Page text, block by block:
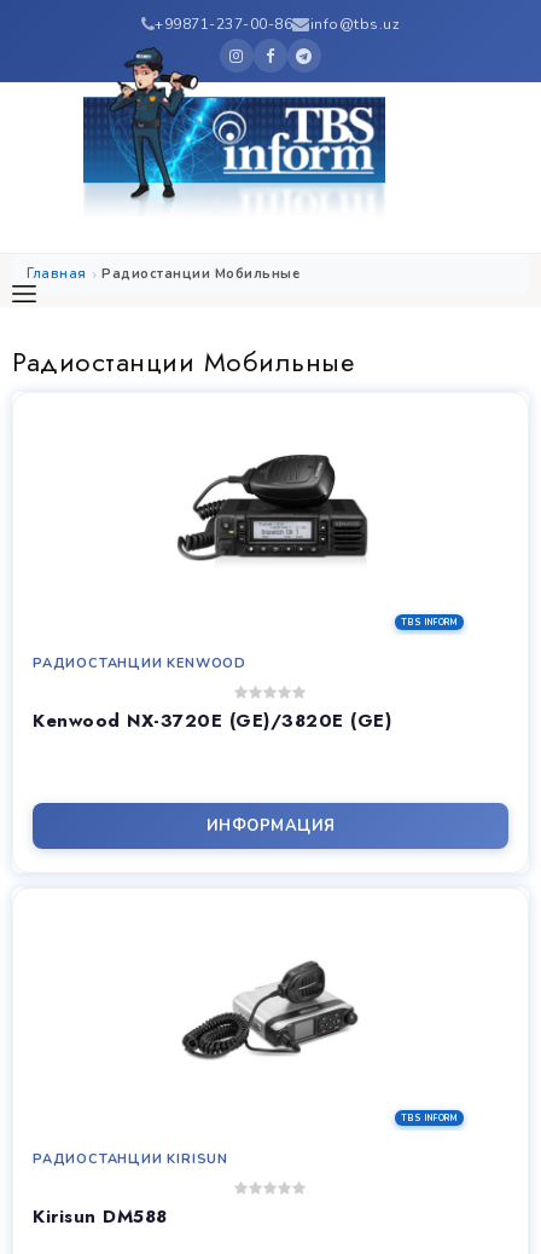
+99871-237-00-86 info@tbs.uz
Главная Радиостанции Мобильные
Радиостанции Мобильные
РАДИОСТАНЦИИ KENWOOD
Kenwood NX-3720E (GE)/3820E (GE)
ИНФОРМАЦИЯ
РАДИОСТАНЦИИ KIRISUN
Kirisun DM588